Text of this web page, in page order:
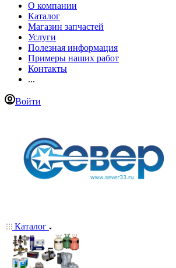
О компании
Каталог
Магазин запчастей
Услуги
Полезная информация
Примеры наших работ
Контакты
...
Войти
Каталог